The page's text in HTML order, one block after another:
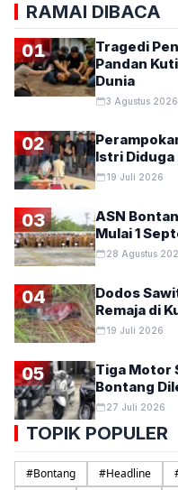
RAMAI DIBACA
01
Tragedi
Pandan
Dunia
3 Agustus 2026
02
Istri
19 Juli 2026
03
ASN
Mulai 1
28 Agustus
04
Dodos
Remaja di
19 Juli 2026
05
Tiga Motor
Bontang
27 Juli 2026
TOPIK POPULER
#Bontang #Headline